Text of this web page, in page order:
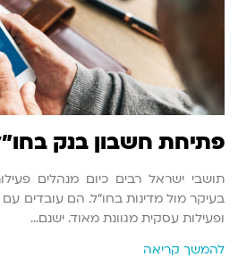
פתיחת חשבון בנק
תושבי ישראל רבים כיום מנהלים
בעיקר מול מדינות בחו"ל. הם עובדים עם
ופעילות עסקית מגוונת מאוד. ישנם…
להמשך קריאה